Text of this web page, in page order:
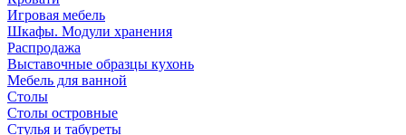
Игровая мебель
Шкафы. Модули хранения
Распродажа
Выставочные образцы кухонь
Мебель для ванной
Столы
Столы островные
Стулья и табуреты